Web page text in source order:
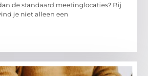
de standaard meetinglocaties? Bij
je niet alleen een